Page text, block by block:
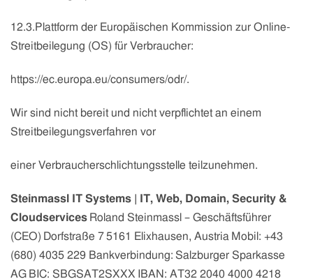
12.3.Plattform der Europäischen Kommission zur Online-
Streitbeilegung (OS) für Verbraucher:
https://ec.europa.eu/consumers/odr/.
Wir sind nicht bereit und nicht verpflichtet an einem
Streitbeilegungsverfahren vor
einer Verbraucherschlichtungsstelle teilzunehmen.
Steinmassl IT Systems | IT, Web, Domain, Security &
Cloudservices Roland Steinmassl – Geschäftsführer
(CEO) Dorfstraße 75161 Elixhausen, Austria Mobil: +43
(680) 4035 229 Bankverbindung: Salzburger Sparkasse
AG BIC: SBGSAT2SXXX IBAN: AT32 2040 4000 4218